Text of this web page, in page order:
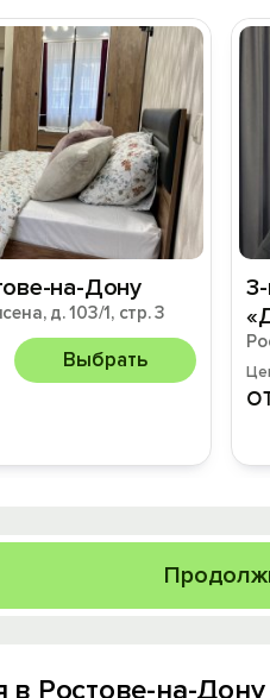
на-Дону
д. 103/1, стр. 3
Выбрать
Ростове-на-